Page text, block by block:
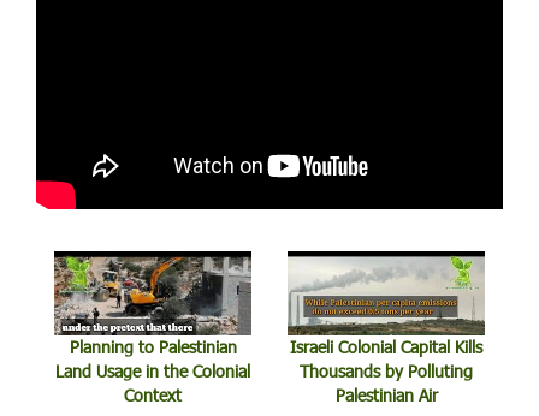
Israeli Colonial Capital Kills
Thousands by Polluting
Palestinian Air
Planning to Palestinian
Land Usage in the Colonial
Context